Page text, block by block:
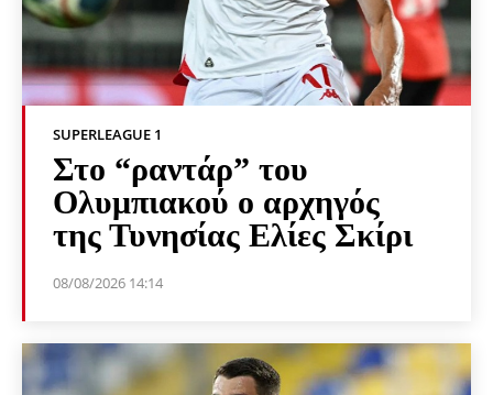
SUPERLEAGUE 1
Στο “ραντάρ” του
Ολυμπιακού ο αρχηγός
της Τυνησίας Ελίες Σκίρι
08/08/2026 14:14